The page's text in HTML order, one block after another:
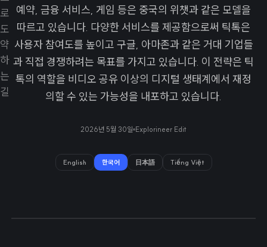
예약, 금융 서비스, 게임 등은 중국의 위챗과 같은 모델을
따르고 있습니다. 다양한 서비스를 제공함으로써 틱톡은
사용자 참여도를 높이고 구글, 아마존과 같은 거대 기업들
과 직접 경쟁하려는 목표를 가지고 있습니다. 이 전략은 틱
톡의 역할을 비디오 공유 이상의 디지털 생태계에서 재정
의할 수 있는 가능성을 내포하고 있습니다.
2026년 5월 30일 Explorineer Edit
English 한국어 日本語 Tiếng Việt